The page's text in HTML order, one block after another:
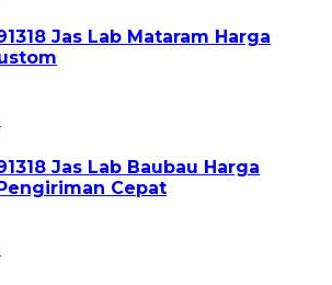
Jas Lab Mataram Harga
Jas Lab Baubau Harga
Cepat